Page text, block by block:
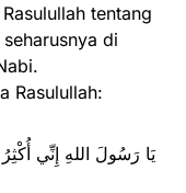
tentang
di
Rasulullah:
يَا رَسُولَ اللهِ إِنِّي